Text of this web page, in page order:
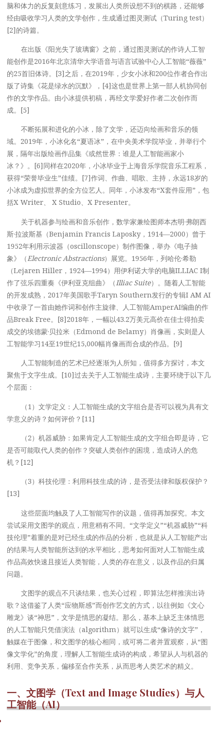
脑和体力的反复刻意练习，发展出人类所设想不到的棋路，还能够
经由吸收学习人类的文学创作，生成通过图灵测试（Turing test）
[2]的诗篇。
在出版《阳光失了玻璃窗》之前，通过图灵测试的作诗人工智
能创作是2016年北京清华大学语音与语言试验中心人工智能“薇薇”
的25首旧体诗。[3]之后，在2019年，少女小冰和200位作者合作出
版了诗集《花是绿水的沉默》，[4]这也是世界上第一部人机协同创
作的文学作品。由小冰提供初稿，再经文学爱好作者二次创作而
成。[5]
不断拓展和进化的小冰，除了文学，还迈向绘画和音乐的领
域。2019年，小冰化名“夏语冰”，在中央美术学院毕业，并举行个
展，隔年出版绘画作品集《或然世界：谁是人工智能画家小
冰？》。[6]同样在2020年，小冰毕业于上海音乐学院音乐工程系，
获得“荣誉毕业生”佳绩。[7]作词、作曲、唱歌、主持，永远18岁的
小冰成为虚拟世界的全方位艺人。同年，小冰发布“X套件应用”，包
括X Writer、 X Studio、X Presenter。
关于机器参与绘画和音乐创作，数学家兼绘图师本杰明·弗朗西
斯·拉波斯基（Benjamin Francis Laposky，1914—2000）曾于
1952年利用示波器（oscillonscope）制作图像，举办《电子抽
象》（ Electronic Abstractions）展览。1956年，列哈伦·希勒
（Lejaren Hiller，1924—1994）用伊利诺大学的电脑ILLIAC I制
作了弦乐四重奏《伊利亚克组曲》（ Illiac Suite）。随着人工智能
的开发成熟，2017年美国歌手Taryn Southern发行的专辑I AM AI
中收录了一首由她作词和创作主旋律、人工智能AmperAI编曲的作
品Break Free。[8]2018年，一幅以43.2万美元高价在佳士得拍卖
成交的埃德蒙·贝拉米（Edmond de Belamy）肖像画，实则是人
工智能学习14至19世纪15,000幅肖像画而合成的作品。[9]
人工智能制造的艺术已经逐渐为人所知，值得多方探讨，本文
聚焦于文字生成。[10]过去关于人工智能生成诗，主要环绕于以下几
个层面：
（1）文学定义：人工智能生成的文字组合是否可以视为具有文
学意义的诗？如何评价？[11]
（2）机器威胁：如果肯定人工智能生成的文字组合即是诗，它
是否可能取代人类的创作？突破人类创作的困境，造成诗人的危
机？[12]
（3）科技伦理：利用科技生成的诗，是否受法律和版权保护？
[13]
这些层面均触及了人工智能写作的议题，值得再加探究。本文
尝试采用文图学的观点，用意稍有不同。“文学定义”“机器威胁”“科
技伦理”着重的是对已经生成的作品的分析，也就是从人工智能产出
的结果与人类智能所达到的水平相比，思考如何面对人工智能生成
作品高效快速且接近人类智能，人类的存在意义，以及作品的归属
问题。
文图学的观点不只谈结果，也关心过程，即算法怎样推演出诗
歌？这借鉴了人类“应物斯感”而创作艺文的方式，以往例如《文心
雕龙》谈“神思”，文学是情思的凝结。那么，基本上缺乏主体情思
的人工智能只凭借演法（algorithm）就可以生成“像诗的文字”，
触媒在于图像，和文图学的核心相同，或可将二者并置观察，从“图
像文学化”的角度，理解人工智能生成诗的构成，希望从人与机器的
利用、竞争关系，偏移至合作关系，从而思考人类艺术的精义。
一、文图学（Text and Image Studies）与人
工智能（AI）